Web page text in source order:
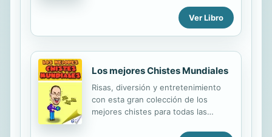
completamente de un clásico de
nuestro catálogo, ahora en 5 niveles.
Adaptado a las directrices del Plan
Consta de 9 unidades y tres
repasos. Incluye Lecturas extra,
modelo de examen nivel A2,
apéndice gramatical, glosario y la
transcripción de las audiciones.
Incluye un CD para trabajar la
Ver Libro
Los mejores Chistes Mundiales
Risas, diversión y entretenimiento
con esta gran colección de los
mejores chistes para todas las